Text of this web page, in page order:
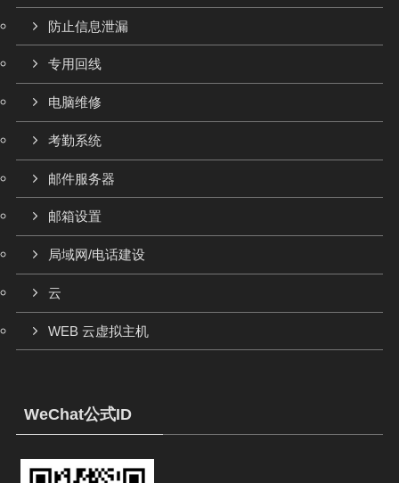
防止信息泄漏
专用回线
电脑维修
考勤系统
邮件服务器
邮箱设置
局域网/电话建设
云
WEB 云虚拟主机
WeChat公式ID